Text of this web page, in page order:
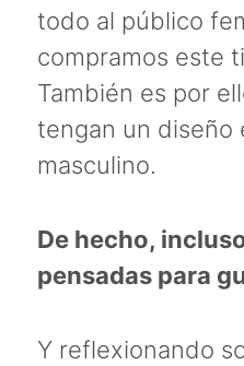
todo al público
compramos este
También es por
tengan un diseño
masculino.
De hecho,
pensadas para
Y reflexionando